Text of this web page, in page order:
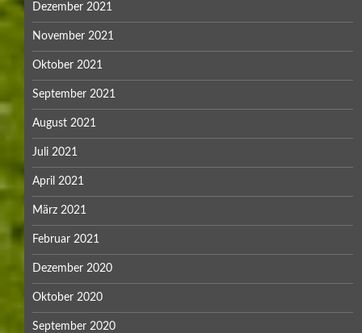
Dezember 2021
November 2021
Oktober 2021
September 2021
August 2021
Juli 2021
April 2021
März 2021
Februar 2021
Dezember 2020
Oktober 2020
September 2020